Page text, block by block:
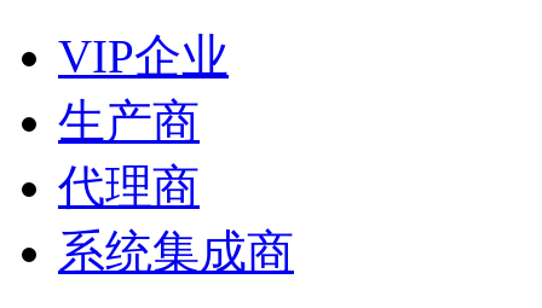
VIP企业
生产商
代理商
系统集成商